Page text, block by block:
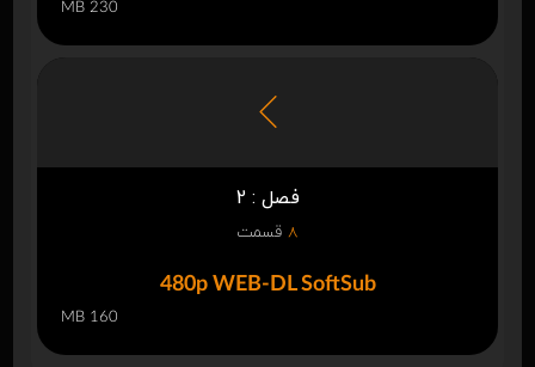
230 MB
فصل : 2
8 قسمت
480p WEB-DL SoftSub
160 MB